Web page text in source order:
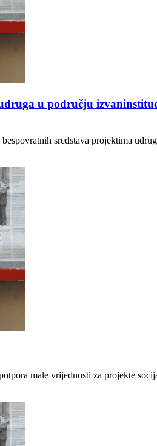
u području
sredstava projektima
male vrijednosti za projekte